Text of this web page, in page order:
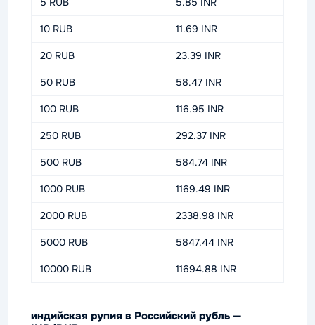
10 RUB 11.69 INR
20 RUB 23.39 INR
50 RUB 58.47 INR
100 RUB 116.95 INR
250 RUB 292.37 INR
500 RUB 584.74 INR
1000 RUB 1169.49 INR
2000 RUB 2338.98 INR
5000 RUB 5847.44 INR
10000 RUB 11694.88 INR
индийская рупия в Российский рубль —